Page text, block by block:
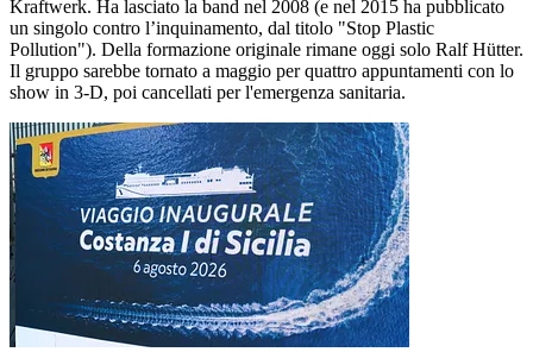
Kraftwerk. Ha lasciato la band nel 2008 (e nel 2015 ha pubblicato
un singolo contro l’inquinamento, dal titolo "Stop Plastic
Pollution"). Della formazione originale rimane oggi solo Ralf Hütter.
Il gruppo sarebbe tornato a maggio per quattro appuntamenti con lo
show in 3-D, poi cancellati per l'emergenza sanitaria.